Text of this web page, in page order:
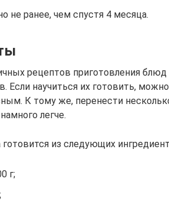
не ранее, чем спустя 4 месяца.
рецептов приготовления блюд
Если научиться их готовить,
К тому же, перенести
легче.
из следующих
г;